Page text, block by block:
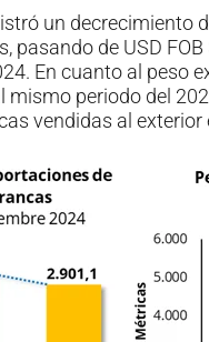
un decrecimiento
pasando de USD
En cuanto al peso
mismo periodo del
vendidas al exterior